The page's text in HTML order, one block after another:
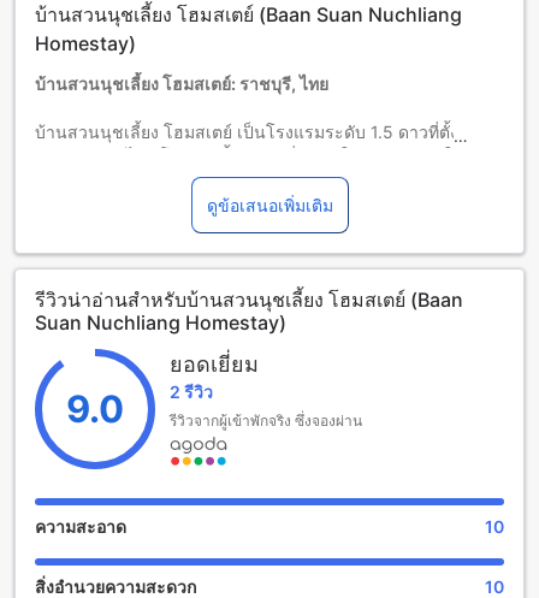
บ้านสวนนุชเลี้ยง โฮมสเตย์ (Baan Suan Nuchliang
Homestay)
บ้านสวนนุชเลี้ยง โฮมสเตย์: ราชบุรี, ไทย
บ้านสวนนุชเลี้ยง โฮมสเตย์ เป็นโรงแรมระดับ 1.5 ดาวที่ตั้งอยู่ใน
ที่พักที่น่าสนใจสำหรับผู้ที่ต้องการผ่อนคลายและพักผ่อนใน
บรรยากาศเงียบสงบ โรงแรมมีจำนวนห้องพักทั้งหมด 2 ห้อง ที่นี่
เป็นสถานที่ที่เหมาะสำหรับการพักผ่อนในวันหยุดสั้นๆ หรือในช่วง
เวลาที่ต้องการพักผ่อนเพื่อให้ร่างกายและจิตใจสดชื่น โรงแรมยัง
มีนโยบายให้เด็กอายุตั้งแต่ 0 ถึง 7 ปีเข้าพักได้ฟรีโดยไม่มีค่าใช้
จ่ายเพิ่มเติม สิ่งนี้ทำให้เป็นที่พักที่เหมาะสำหรับครอบครัวที่มีเด็ก
เล็ก
บ้านสวนนุชเลี้ยง โฮมสเตย์: สนุกสุดมันส์กับสิ่งอำนวยความ
สะดวกในบรรยากาศสวน
บ้านสวนนุชเลี้ยง โฮมสเตย์ ให้คุณตื่นเต้นกับสิ่งอำนวยความ
สะดวกที่มีให้บริการ ภายในสถานที่มีร้านค้าที่หลากหลายให้คุณ
ในที่เดียว
ดูข้อเสนอเพิ่มเติม
รีวิวน่าอ่านสำหรับบ้านสวนนุชเลี้ยง โฮมสเตย์ (Baan
Suan Nuchliang Homestay)
9.0
ยอดเยี่ยม
2 รีวิว
รีวิวจากผู้เข้าพักจริง ซึ่งจองผ่าน
ความสะอาด 10
สิ่งอำนวยความสะดวก 10